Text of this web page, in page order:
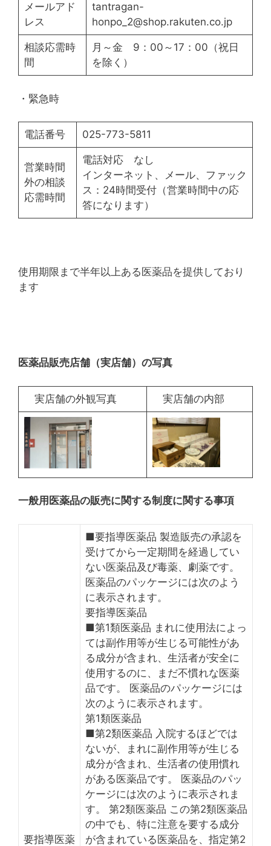
メールアド
レス
tantragan-
honpo_2@shop.rakuten.co.jp
相談応需時
間
月～金 9：00～17：00（祝日
を除く）
・緊急時
電話番号 025-773-5811
営業時間
外の相談
応需時間
電話対応 なし
インターネット、メール、ファック
ス：24時間受付（営業時間中の応
答になります）
使用期限まで半年以上ある医薬品を提供しており
ます
医薬品販売店舗（実店舗）の写真
実店舗の外観写真 実店舗の内部
一般用医薬品の販売に関する制度に関する事項
要指導医薬
■要指導医薬品 製造販売の承認を
受けてから一定期間を経過してい
ない医薬品及び毒薬、劇薬です。
医薬品のパッケージには次のよう
に表示されます。
要指導医薬品
■第1類医薬品 まれに使用法によっ
ては副作用等が生じる可能性があ
る成分が含まれ、生活者が安全に
使用するのに、まだ不慣れな医薬
品です。 医薬品のパッケージには
次のように表示されます。
第1類医薬品
■第2類医薬品 入院するほどでは
ないが、まれに副作用等が生じる
成分が含まれ、生活者の使用慣れ
がある医薬品です。 医薬品のパッ
ケージには次のように表示されま
す。 第2類医薬品 この第2類医薬品
の中でも、特に注意を要する成分
が含まれている医薬品を、指定第2